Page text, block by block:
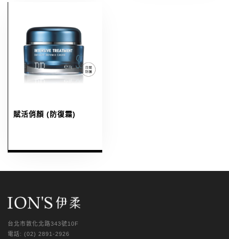
賦活俏顏 (防復霜)
台北市敦化北路343號10F
電話: (02) 2891-2926